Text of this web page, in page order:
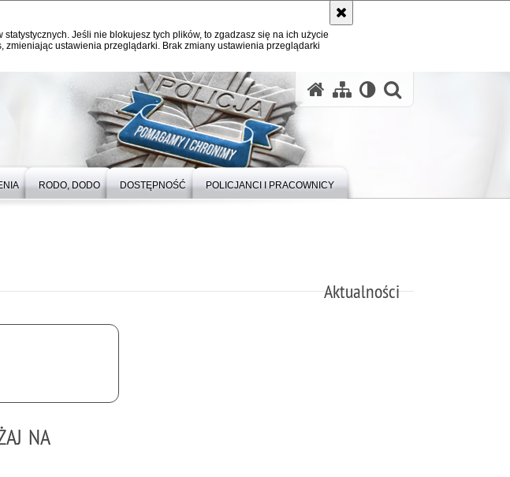
Jeśli nie blokujesz tych plików, to zgadzasz się na ich użycie
ustawienia przeglądarki. Brak zmiany ustawienia przeglądarki
RODO, DODO DOSTĘPNOŚĆ POLICJANCI I PRACOWNICY
Aktualności
NA